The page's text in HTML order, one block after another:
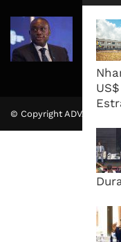
CEO
© Copyright ADVALUE.